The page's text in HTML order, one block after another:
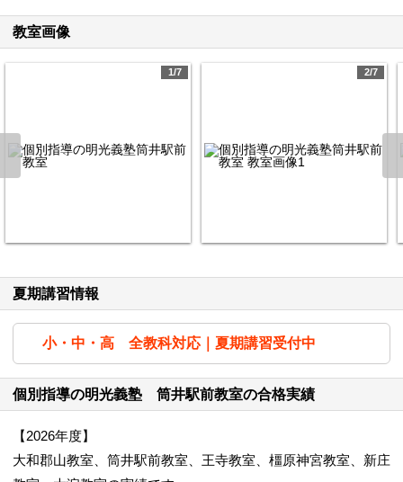
教室画像
1/7 2/7
夏期講習情報
小・中・高 全教科対応｜夏期講習受付中
個別指導の明光義塾 筒井駅前教室の合格実績
【2026年度】
大和郡山教室、筒井駅前教室、王寺教室、橿原神宮教室、新庄